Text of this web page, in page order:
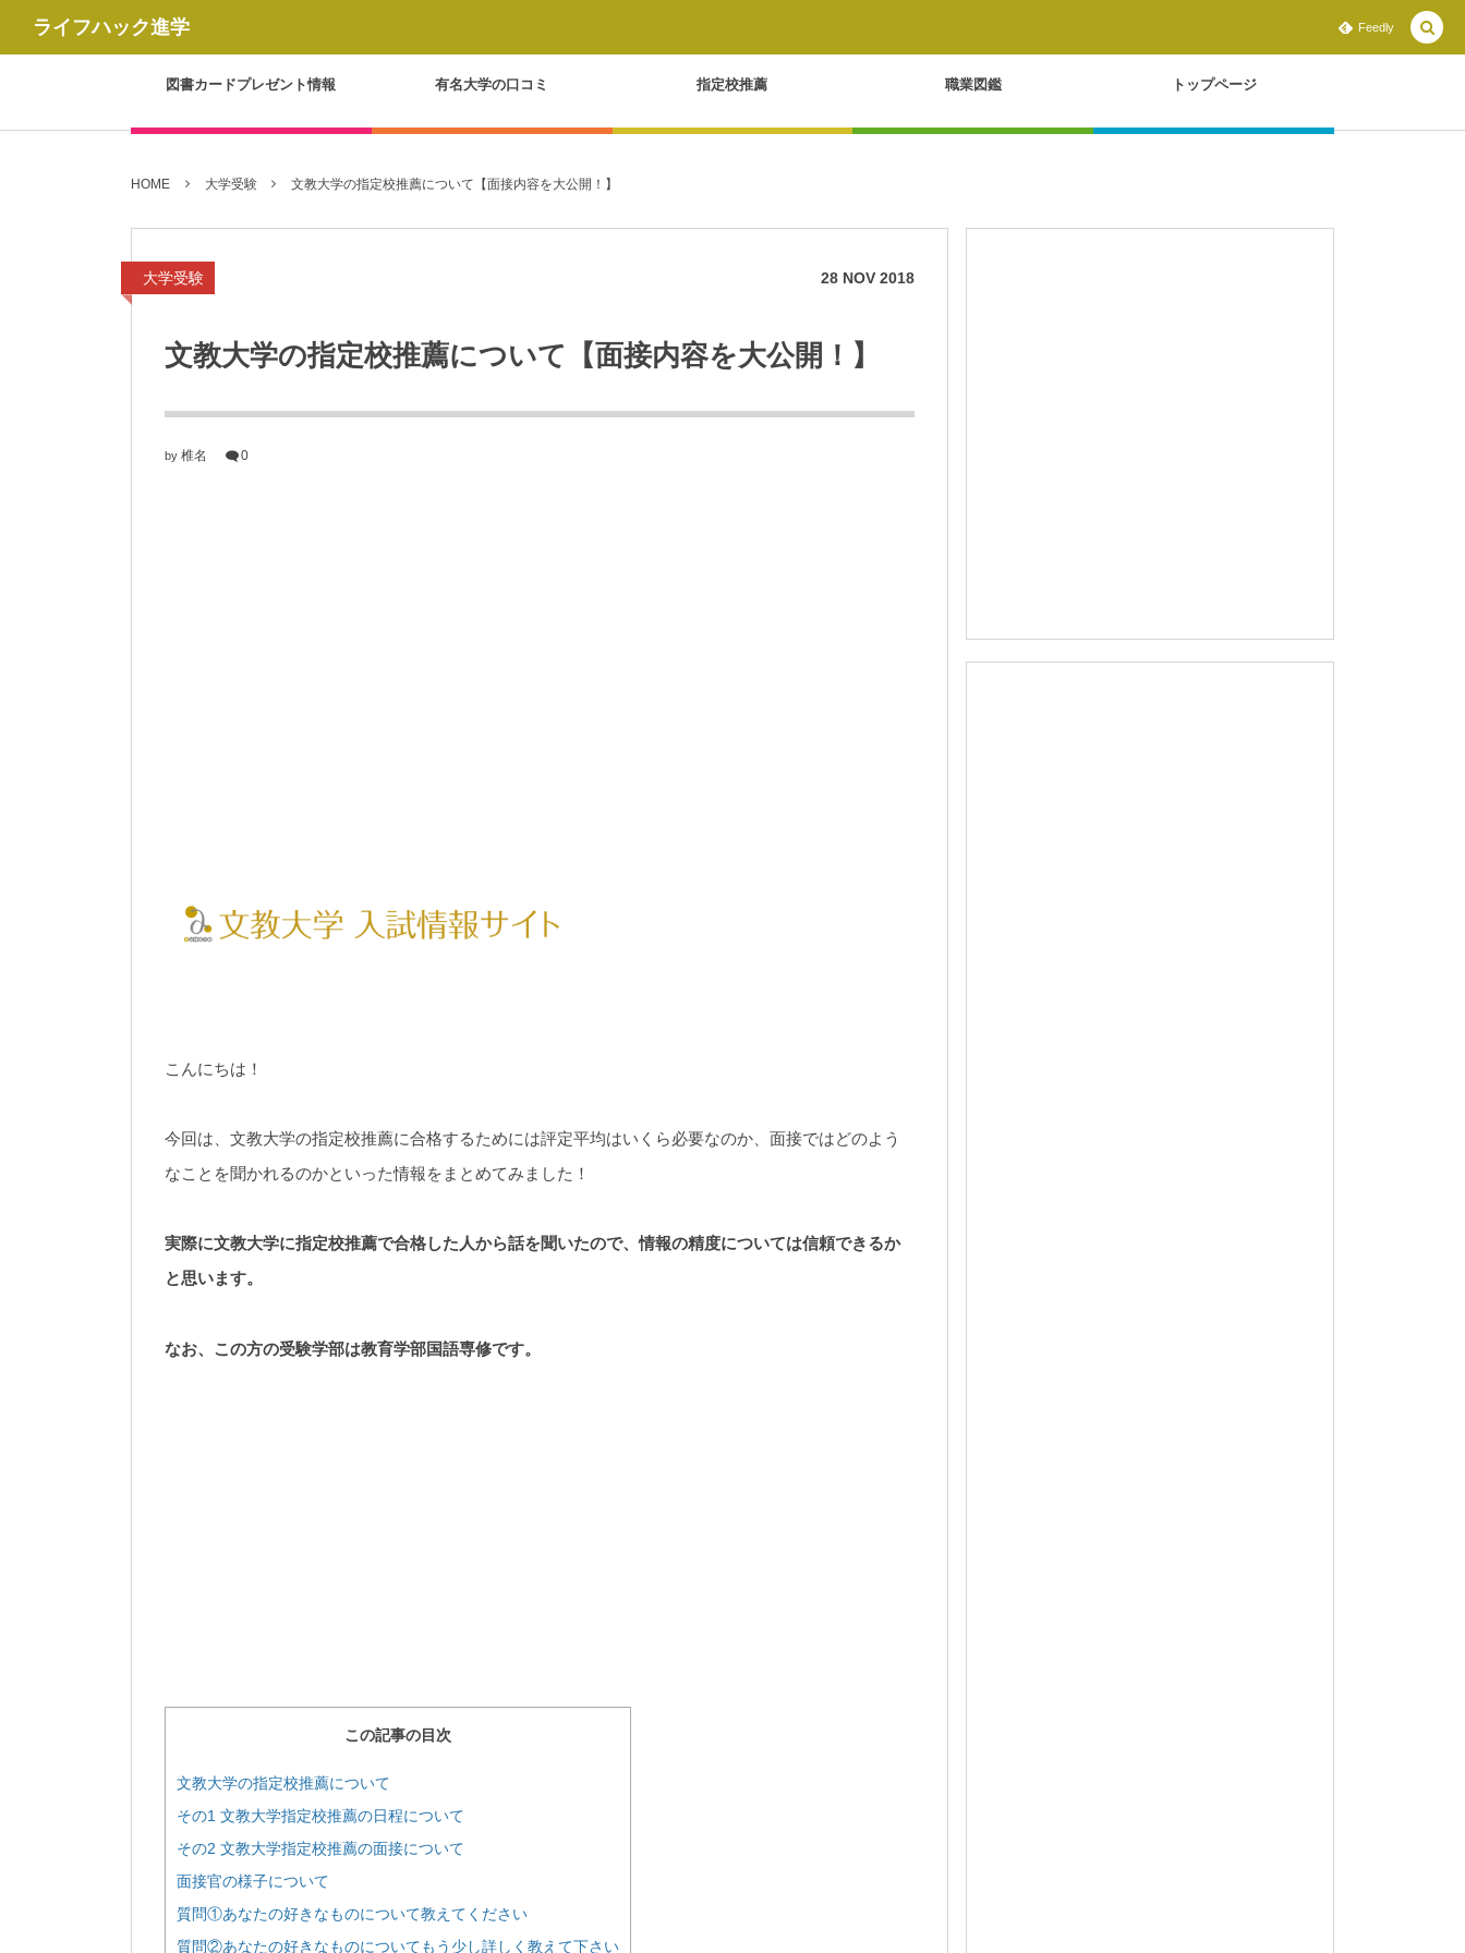
ライフハック進学 Feedly
図書カードプレゼント情報 有名大学の口コミ 指定校推薦 職業図鑑 トップページ
HOME 大学受験 文教大学の指定校推薦について【面接内容を大公開！】
大学受験 28 NOV 2018
文教大学の指定校推薦について【面接内容を大公開！】
by 椎名 0
こんにちは！
今回は、文教大学の指定校推薦に合格するためには評定平均はいくら必要なのか、面接ではどのよう
なことを聞かれるのかといった情報をまとめてみました！
実際に文教大学に指定校推薦で合格した人から話を聞いたので、情報の精度については信頼できるか
と思います。
なお、この方の受験学部は教育学部国語専修です。
この記事の目次
文教大学の指定校推薦について
その1 文教大学指定校推薦の日程について
その2 文教大学指定校推薦の面接について
面接官の様子について
質問①あなたの好きなものについて教えてください
質問②あなたの好きなものについてもう少し詳しく教えて下さい